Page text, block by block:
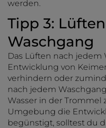
werden.
Tipp 3:
Waschgang
Das Lüften nach jedem
Entwicklung von
verhindern oder
nach jedem
Wasser in der Trommel
Umgebung die
begünstigt, solltest du